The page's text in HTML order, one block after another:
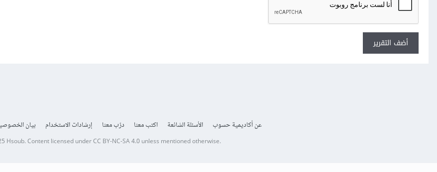
أضف التقرير
عن أكاديمية حسوب الأسئلة الشائعة اكتب معنا درّب معنا إرشادات الاستخدام بيان
Hsoub.Content licensed underCC BY-NC-SA 4.0unless mentioned otherwise.